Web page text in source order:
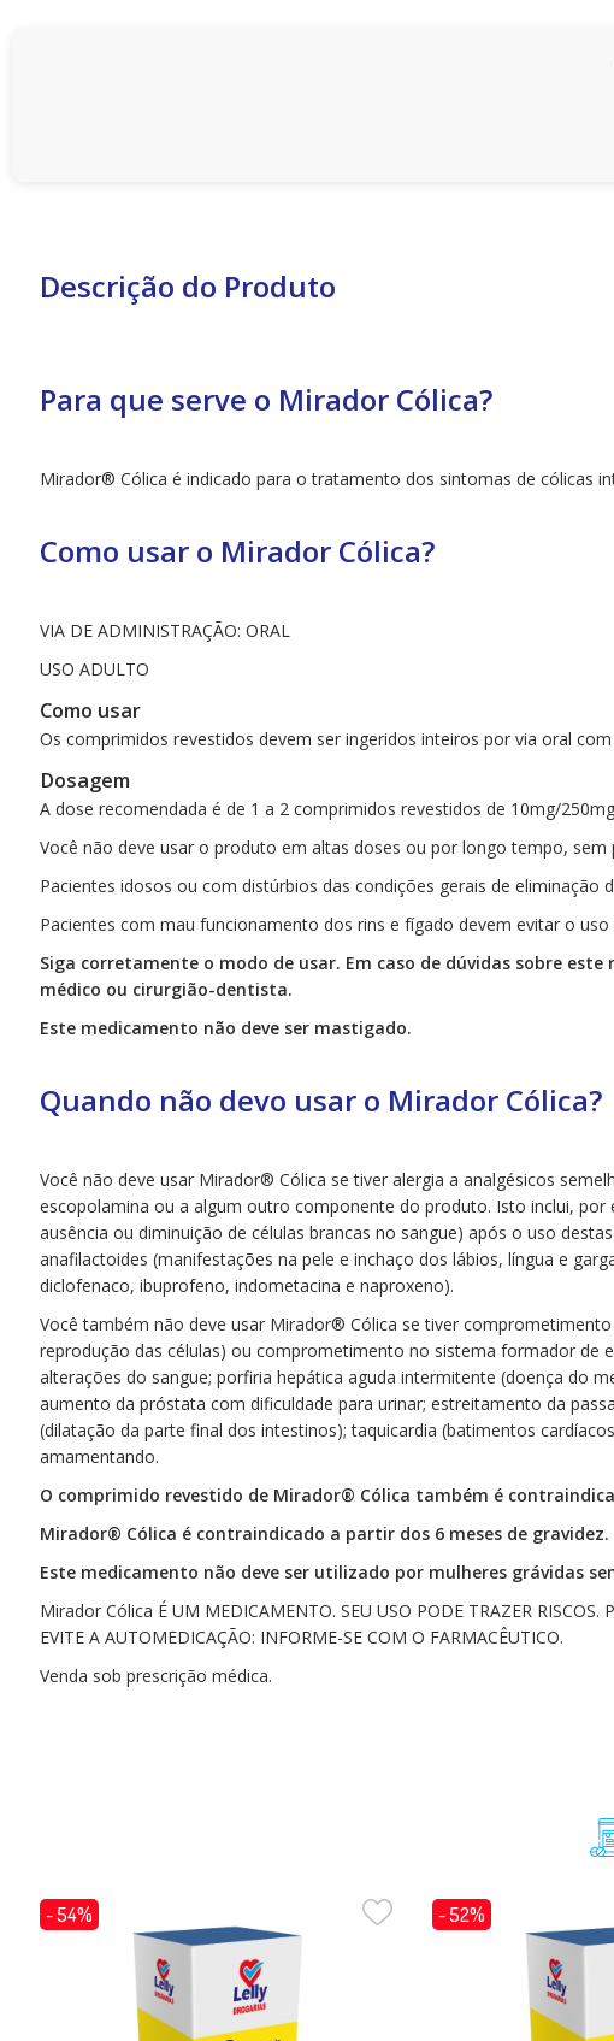
Descrição do Produto
Para que serve o Mirador Cólica?
Mirador® Cólica é indicado para o tratamento dos sintomas de cólicas
Como usar o Mirador Cólica?
VIA DE ADMINISTRAÇÃO: ORAL
USO ADULTO
Como usar
Os comprimidos revestidos devem ser ingeridos inteiros por via oral com
Dosagem
A dose recomendada é de 1 a 2 comprimidos revestidos de 10mg/
Você não deve usar o produto em altas doses ou por longo tempo,
Pacientes idosos ou com distúrbios das condições gerais de
Pacientes com mau funcionamento dos rins e fígado devem evitar o
Siga corretamente o modo de usar. Em caso de dúvidas sobre
médico ou cirurgião-dentista.
Este medicamento não deve ser mastigado.
Quando não devo usar o Mirador Cólica?
Você não deve usar Mirador® Cólica se tiver alergia a analgésicos
escopolamina ou a algum outro componente do produto. Isto inclui,
ausência ou diminuição de células brancas no sangue) após o uso
anafilactoides (manifestações na pele e inchaço dos lábios, língua e
diclofenaco, ibuprofeno, indometacina e naproxeno).
Você também não deve usar Mirador® Cólica se tiver
reprodução das células) ou comprometimento no sistema formador de
alterações do sangue; porfiria hepática aguda intermitente (doença do
aumento da próstata com dificuldade para urinar; estreitamento da
(dilatação da parte final dos intestinos); taquicardia (batimentos
amamentando.
O comprimido revestido de Mirador® Cólica também é
Mirador® Cólica é contraindicado a partir dos 6 meses de gravidez.
Este medicamento não deve ser utilizado por mulheres grávidas
Mirador Cólica É UM MEDICAMENTO. SEU USO PODE TRAZER
EVITE A AUTOMEDICAÇÃO: INFORME-SE COM O FARMACÊUTICO.
Venda sob prescrição médica.
- 54% - 52%